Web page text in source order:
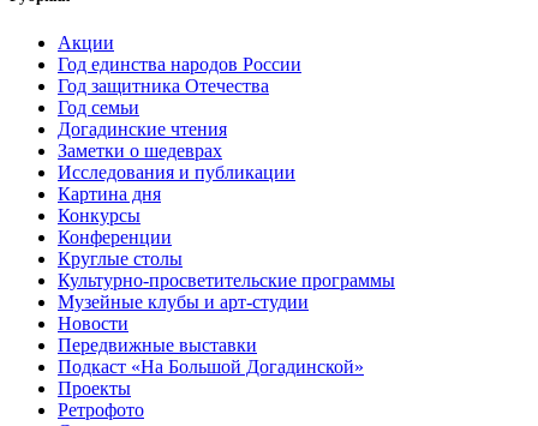
Акции
Год единства народов России
Год защитника Отечества
Год семьи
Догадинские чтения
Заметки о шедеврах
Исследования и публикации
Картина дня
Конкурсы
Конференции
Круглые столы
Культурно-просветительские программы
Музейные клубы и арт-студии
Новости
Передвижные выставки
Подкаст «На Большой Догадинской»
Проекты
Ретрофото